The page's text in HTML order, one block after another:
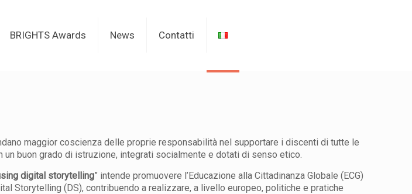
BRIGHTS Awards News Contatti
maggior coscienza delle proprie responsabilità nel supportare i discenti di tutte le
buon grado di istruzione, integrati socialmente e dotati di senso etico.
digital storytelling” intende promuovere l’Educazione alla Cittadinanza Globale (ECG)
Storytelling (DS), contribuendo a realizzare, a livello europeo, politiche e pratiche